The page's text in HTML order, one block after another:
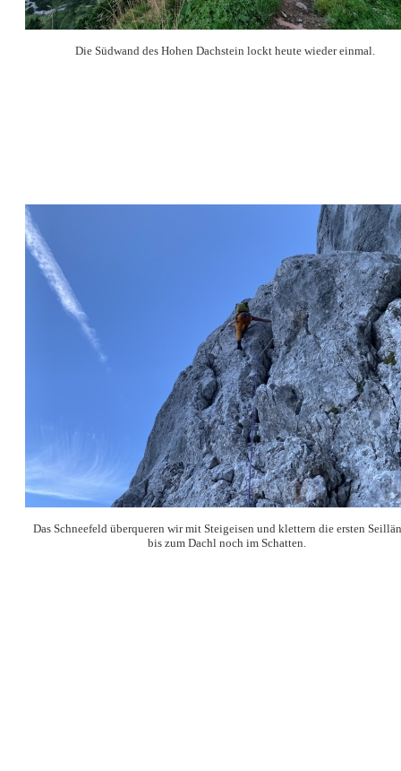
Die Südwand des Hohen Dachstein lockt heute wieder einmal.
Das Schneefeld überqueren wir mit Steigeisen und klettern die ersten
bis zum Dachl noch im Schatten.